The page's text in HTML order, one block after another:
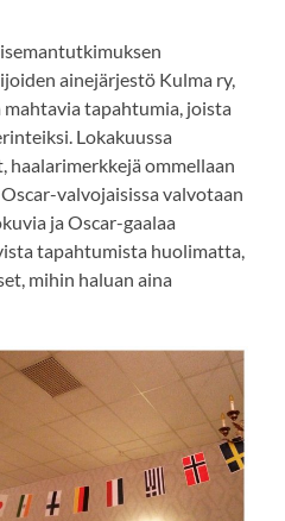
ainejärjestö Kulma ry,
tapahtumia, joista
Lokakuussa
ommellaan
valvojaisissa valvotaan
ja Oscar-gaalaa
tapahtumista huolimatta,
mihin haluan aina